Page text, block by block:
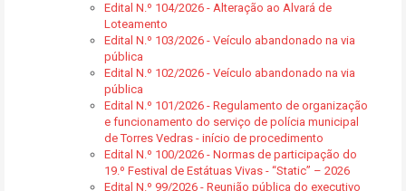
Edital N.º 104/2026 - Alteração ao Alvará de
Loteamento
Edital N.º 103/2026 - Veículo abandonado na via
pública
Edital N.º 102/2026 - Veículo abandonado na via
pública
Edital N.º 101/2026 - Regulamento de organização
e funcionamento do serviço de polícia municipal
de Torres Vedras - início de procedimento
Edital N.º 100/2026 - Normas de participação do
19.º Festival de Estátuas Vivas - “Static” – 2026
Edital N.º 99/2026 - Reunião pública do executivo